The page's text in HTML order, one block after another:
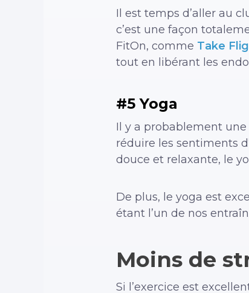
Il est temps d’aller au
c’est une façon
FitOn, comme Take
tout en libérant les
#5 Yoga
Il y a probablement une
réduire les sentiments
douce et relaxante, le
De plus, le yoga est
étant l’un de nos
Moins de
Si l’exercice est